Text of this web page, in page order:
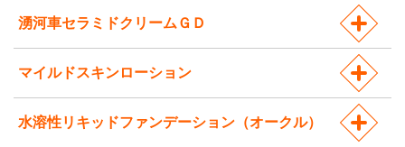
湧河車セラミドクリームＧＤ
マイルドスキンローション
水溶性リキッドファンデーション（オークル）